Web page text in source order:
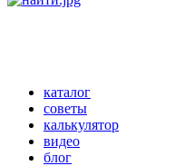
каталог
советы
калькулятор
видео
блог